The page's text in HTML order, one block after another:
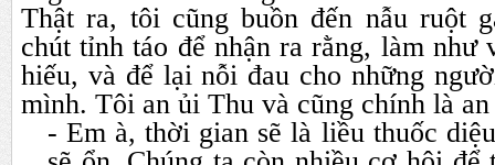
Thật ra, tôi cũng buồn đến nẫu ruột
chút tỉnh táo để nhận ra rằng, làm
hiếu, và để lại nỗi đau cho những
mình. Tôi an ủi Thu và cũng chính là
- Em à, thời gian sẽ là liều thuốc